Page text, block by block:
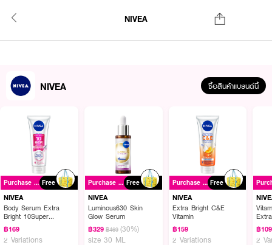
NIVEA
NIVEA ซื้อสินค้าแบรนด์นี้
Purchase ฿399+ Free
NIVEA
Body Serum Extra
Bright 10Super
Vitamins & Skin Foods
Glow Perfection
฿169
2 Variations
Purchase ฿399+ Free
NIVEA
Luminous630 Skin
Glow Serum
฿329 ฿469 (30%)
size 30 ML
Purchase ฿399+ Free
NIVEA
Extra Bright C&E
Vitamin
฿159
2 Variations
฿109
2